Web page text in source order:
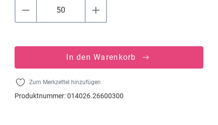
In den Warenkorb
Zum Merkzettel hinzufügen
Produktnummer:014026.26600300